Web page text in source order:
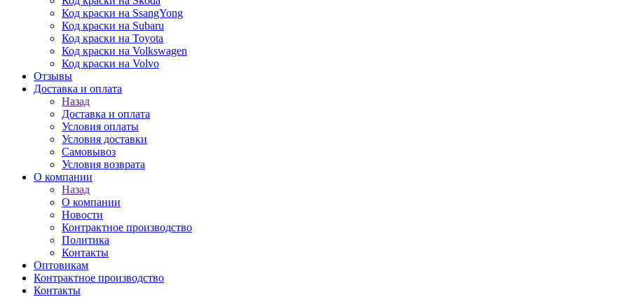
Код краски на SsangYong
Код краски на Subaru
Код краски на Toyota
Код краски на Volkswagen
Код краски на Volvo
Отзывы
Доставка и оплата
Назад
Доставка и оплата
Условия оплаты
Условия доставки
Самовывоз
Условия возврата
О компании
Назад
О компании
Новости
Контрактное производство
Политика
Контакты
Оптовикам
Контрактное производство
Контакты